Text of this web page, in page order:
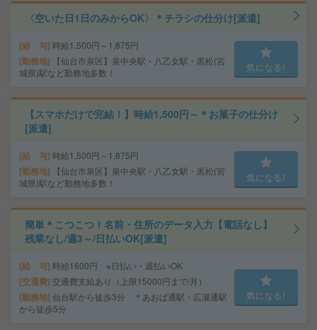
〈空いた日1日のみからOK〉＊チラシの仕分け[派遣]
給 与 時給1,500円～1,875円
勤務地
【仙台市泉区】泉中央駅・八乙女駅・黒松(宮
城県)駅など勤務地多数！
気になる!
【スマホだけで完結！】時給1,500円～＊お菓子の仕分け
[派遣]
給 与 時給1,500円～1,875円
勤務地
【仙台市泉区】泉中央駅・八乙女駅・黒松(宮
城県)駅など勤務地多数！
気になる!
簡単＊こつこつ！名前・住所のデータ入力【電話なし】
残業なし/週3～/日払いOK[派遣]
給 与 時給1600円 ※日払い・週払いOK
交通費 交通費支給あり（上限15000円まで/月）
勤務地 仙台駅から徒歩3分 ＊あおば通駅・広瀬通駅
から徒歩5分
気になる!